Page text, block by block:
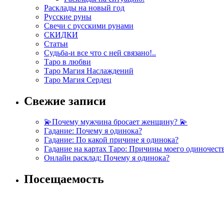
Расклады на новый год
Русские руны
Свечи с русскими рунами
СКИДКИ
Статьи
Судьба-и все что с ней связано!..
Таро в любви
Таро Магия Наслаждений
Таро Магия Сердец
Свежие записи
💫Почему мужчина бросает женщину? 💫
Гадание: Почему я одинока?
Гадание: По какой причине я одинока?
Гадание на картах Таро: Причины моего
Онлайн расклад: Почему я одинока?
Посещаемость